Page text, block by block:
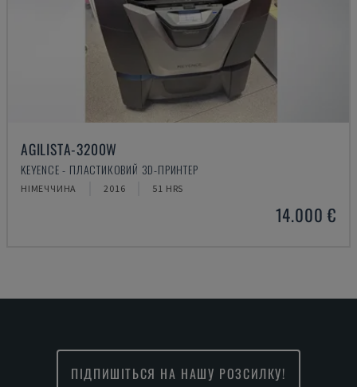
AGILISTA-3200W
KEYENCE - ПЛАСТИКОВИЙ 3D-ПРИНТЕР
НІМЕЧЧИНА 2016 51 HRS
14.000 €
ПІДПИШІТЬСЯ НА НАШУ РОЗСИЛКУ!